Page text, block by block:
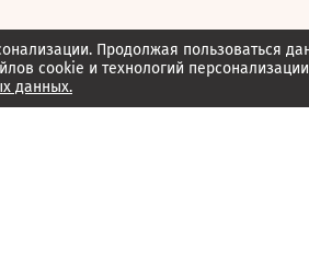
Продолжая пользоваться
cookie и технологий
данных.